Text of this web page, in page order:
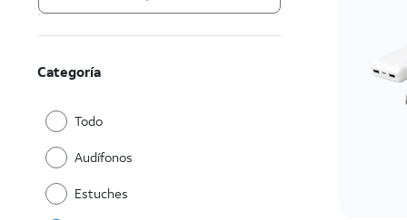
Categoría
Todo
Audífonos
Estuches